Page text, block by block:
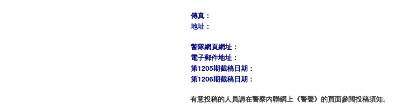
傳真：
地址：
警隊網頁網址：
電子郵件地址：
第1205期截稿日期：
第1206期截稿日期：
有意投稿的人員請在警察內聯網上《警聲》的頁面參閱投稿須知。